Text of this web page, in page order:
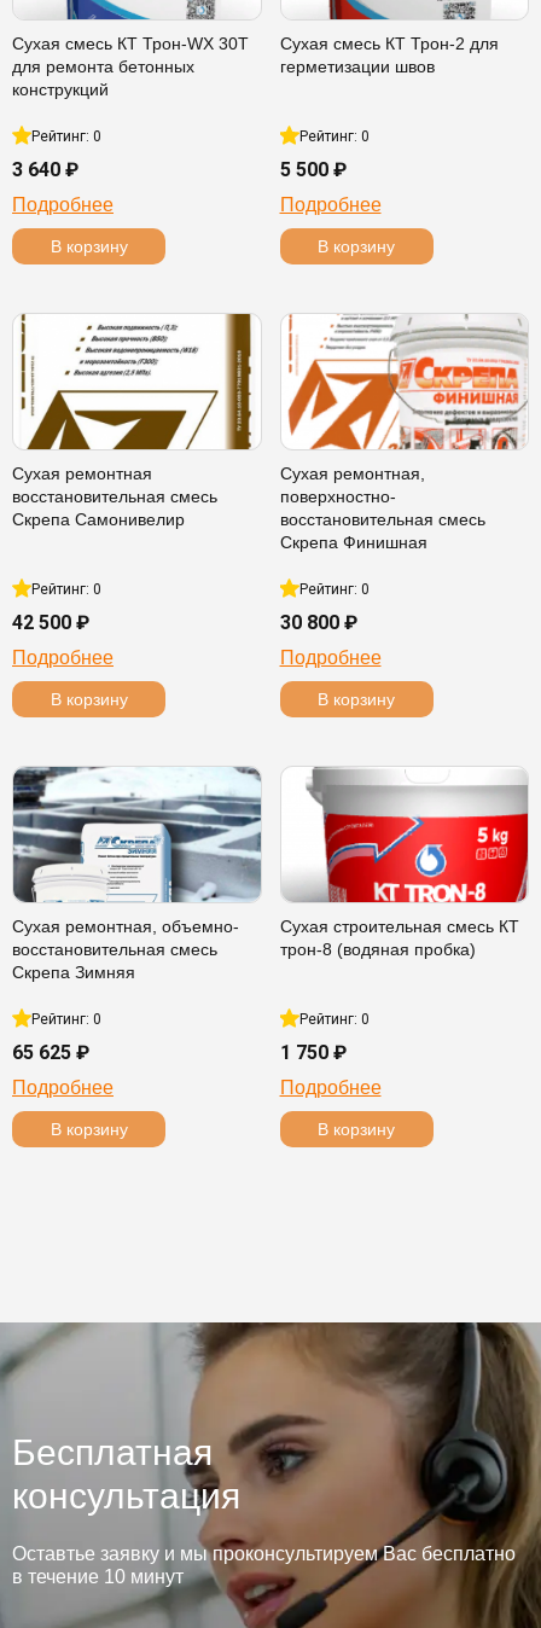
Сухая смесь КТ Трон-WX 30T
для ремонта бетонных
конструкций
Рейтинг: 0
3 640 ₽
Подробнее
В корзину
Сухая смесь КТ Трон-2 для
герметизации швов
Рейтинг: 0
5 500 ₽
Подробнее
В корзину
Сухая ремонтная
восстановительная смесь
Скрепа Самонивелир
Рейтинг: 0
42 500 ₽
Подробнее
В корзину
Сухая ремонтная,
поверхностно-
восстановительная смесь
Скрепа Финишная
Рейтинг: 0
30 800 ₽
Подробнее
В корзину
Сухая ремонтная, объемно-
восстановительная смесь
Скрепа Зимняя
Рейтинг: 0
65 625 ₽
Подробнее
В корзину
Сухая строительная смесь КТ
трон-8 (водяная пробка)
Рейтинг: 0
1 750 ₽
Подробнее
В корзину
Бесплатная
консультация
Оставтье заявку и мы проконсультируем Вас бесплатно
в течение 10 минут